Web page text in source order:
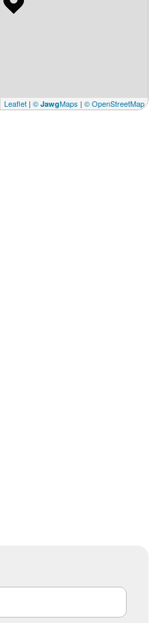
Leaflet | © JawgMaps | © OpenStreetMap